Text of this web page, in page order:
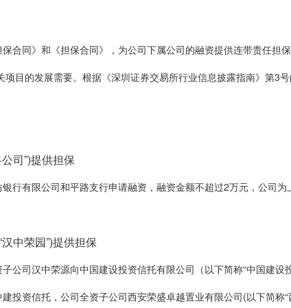
合同》和《担保合同》，为公司下属公司的融资提供连带责任担
项目的发展需要。根据《深圳证券交易所行业信息披露指南》第3
司”)提供担保
行有限公司和平路支行申请融资，融资金额不超过2万元，公司
中荣园”)提供担保
公司汉中荣源向中国建设投资信托有限公司（以下简称“中国建
投资信托，公司全资子公司西安荣盛卓越置业有限公司(以下简称